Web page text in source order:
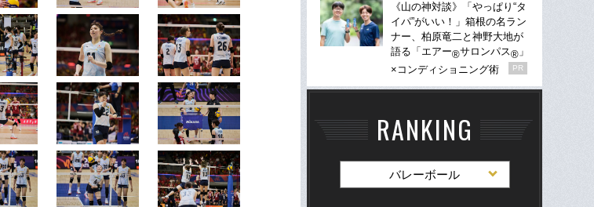
《山の神対談》「やっぱり“タ
イパ”がいい！」箱根の名ラン
ナー、柏原竜二と神野大地が
語る「エアー®サロンパス® 」
×コンディショニング術
PR
RANKING
バレーボール